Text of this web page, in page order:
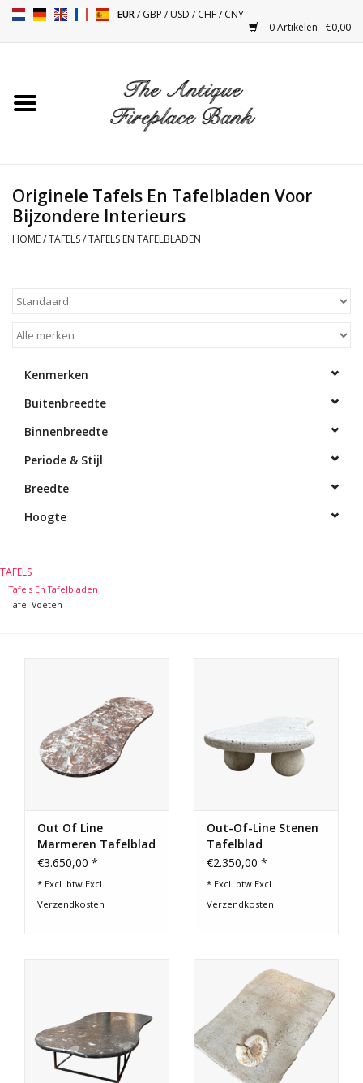
EUR/GBP /USD /CHF/CNY
0 Artikelen - €0,00
Toebehoren
Kacheltjes
Objecten
Vloeren - Steen, Terra Cotta
Outlet
Tevreden Klanten
Cadeau Bonnen
Originele Tafels En Tafelbladen Voor
Bijzondere Interieurs
HOME/TAFELS/TAFELS EN TAFELBLADEN
Kenmerken
Buitenbreedte
Binnenbreedte
Periode & Stijl
Breedte
Hoogte
TAFELS
Tafels En Tafelbladen
Tafel Voeten
Out Of Line
Marmeren Tafelblad
€3.650,00 *
* Excl. btw Excl.
Verzendkosten
Out-Of-Line Stenen
Tafelblad
€2.350,00 *
* Excl. btw Excl.
Verzendkosten